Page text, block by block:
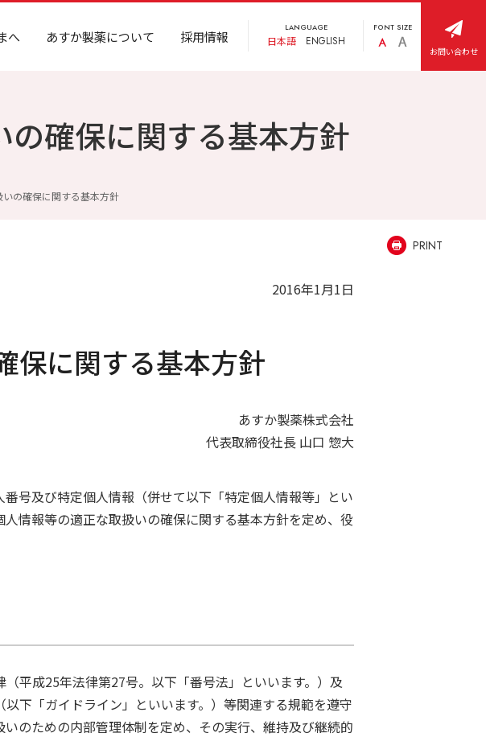
へ あすか製薬について 採用情報
LANGUAGE
日本語 ENGLISH
FONT SIZE
お問い合わせ
確保に関する基本方針
の確保に関する基本方針
PRINT
2016年1月1日
保に関する基本方針
あすか製薬株式会社
代表取締役社長 山口 惣大
号及び特定個人情報（併せて以下「特定個人情報等」とい
情報等の適正な取扱いの確保に関する基本方針を定め、役
平成25年法律第27号。以下「番号法」といいます。）及
下「ガイドライン」といいます。）等関連する規範を遵守
のための内部管理体制を定め、その実行、維持及び継続的